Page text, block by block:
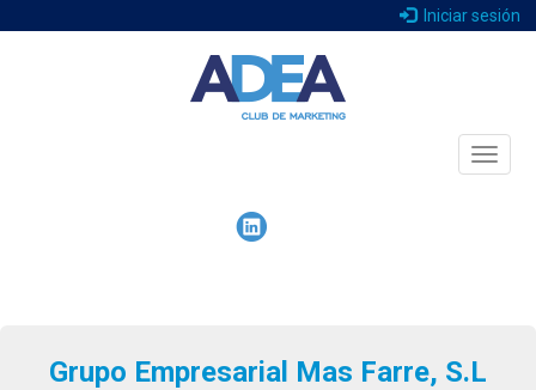
Iniciar sesión
Toggle
Grupo Empresarial Mas Farre, S.L